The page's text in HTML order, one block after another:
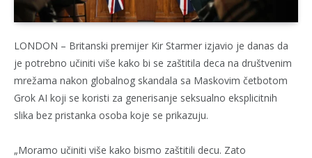
LONDON – Britanski premijer Kir Starmer izjavio je danas da
je potrebno učiniti više kako bi se zaštitila deca na društvenim
mrežama nakon globalnog skandala sa Maskovim četbotom
Grok AI koji se koristi za generisanje seksualno eksplicitnih
slika bez pristanka osoba koje se prikazuju.
„Moramo učiniti više kako bismo zaštitili decu. Zato